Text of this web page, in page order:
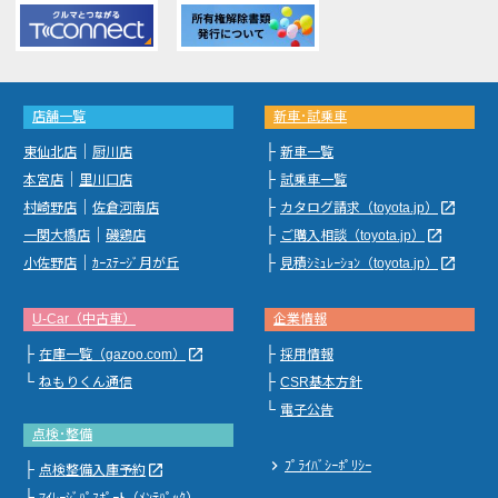
店舗一覧
東仙北店
厨川店
本宮店
里川口店
村崎野店
佐倉河南店
一関大橋店
磯鶏店
小佐野店
ｶｰｽﾃｰｼﾞ月が丘
新車･試乗車
├ 新車一覧
├ 試乗車一覧
├ カタログ請求（toyota.jp）
launch
├ ご購入相談（toyota.jp）
launch
├ 見積ｼﾐｭﾚｰｼｮﾝ（toyota.jp） launch
U-Car（中古車）
├ 在庫一覧（gazoo.com）
launch
└ ねもりくん通信
点検･整備
├ 点検整備入庫予約 launch
企業情報
├ 採用情報
├ CSR基本方針
└ 電子公告
chevron_right ﾌﾟﾗｲﾊﾞｼｰﾎﾟﾘｼｰ